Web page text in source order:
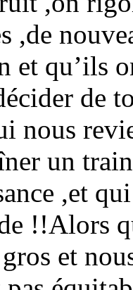
,de
et qu’ils
de
nous
un
,et
!!Alors
et